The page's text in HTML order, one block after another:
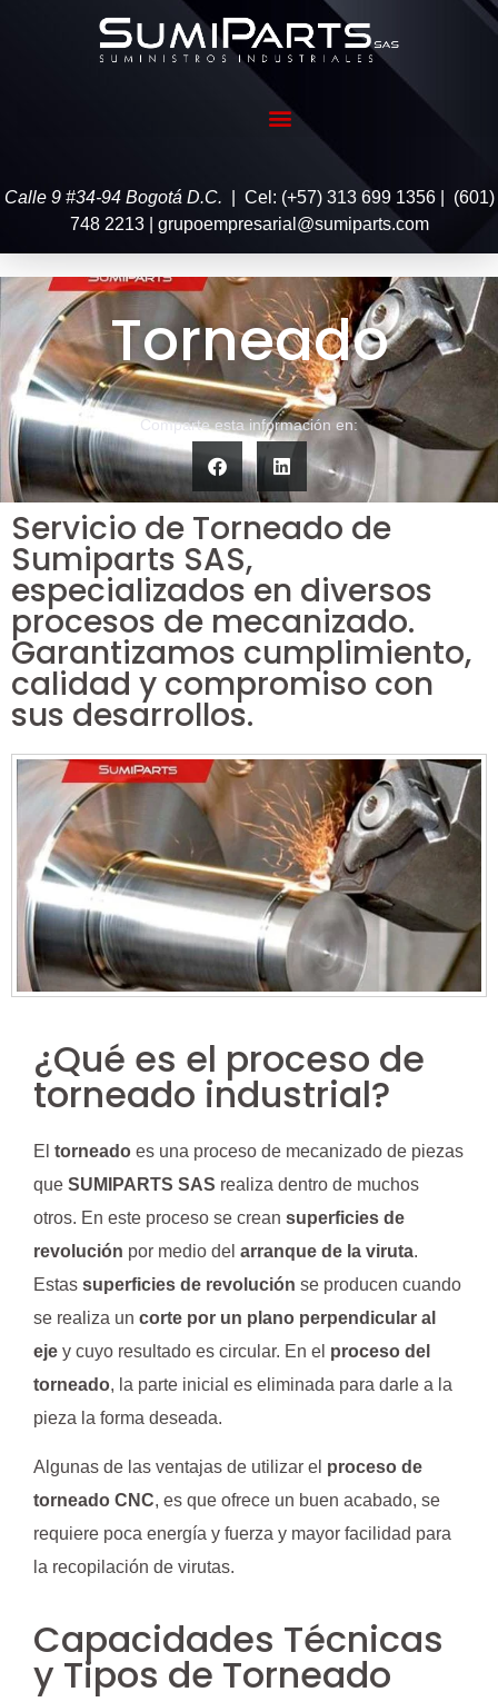
Calle 9 #34-94 Bogotá D.C. | Cel: (+57) 313 699 1356 | (601)
748 2213 | grupoempresarial@sumiparts.com
Torneado
Comparte esta información en:
Servicio de Torneado de
Sumiparts SAS,
especializados en diversos
procesos de mecanizado.
Garantizamos cumplimiento,
calidad y compromiso con
sus desarrollos.
¿Qué es el proceso de
torneado industrial?
El torneado es una proceso de mecanizado de piezas
que SUMIPARTS SAS realiza dentro de muchos
otros. En este proceso se crean superficies de
revolución por medio del arranque de la viruta.
Estas superficies de revolución se producen cuando
se realiza un corte por un plano perpendicular al
eje y cuyo resultado es circular. En el proceso del
torneado, la parte inicial es eliminada para darle a la
pieza la forma deseada.
Algunas de las ventajas de utilizar el proceso de
torneado CNC, es que ofrece un buen acabado, se
requiere poca energía y fuerza y mayor facilidad para
la recopilación de virutas.
Capacidades Técnicas
y Tipos de Torneado